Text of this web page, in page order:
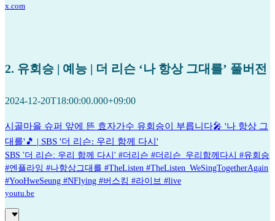
x.com
2. 유회승 | 예능 | 더 리슨 ‘나 항상 그대를’ 풀버전
2024-12-20T18:00:00.000+09:00
시골마을 슈퍼 앞에 뜬 효자가수 유회승이 부릅니다🎤 '나 항상 그
대를'🎵 | SBS '더 리슨: 우리 함께 다시'
SBS '더 리슨: 우리 함께 다시' #더리슨 #더리슨_우리함께다시 #유회승
#엔플라잉 #나항상그대를 #TheListen #TheListen_WeSingTogetherAgain
#YooHweSeung #NFlying #버스킹 #라이브 #live
youtu.be